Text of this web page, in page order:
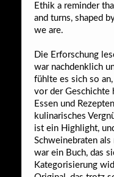
Ethik a reminder
and turns, shaped
we are.
Die Erforschung
war nachdenklich
fühlte es sich so
vor der Geschichte
Essen und
kulinarisches
ist ein Highlight,
Schweinebraten als
war ein Buch, das
Kategorisierung